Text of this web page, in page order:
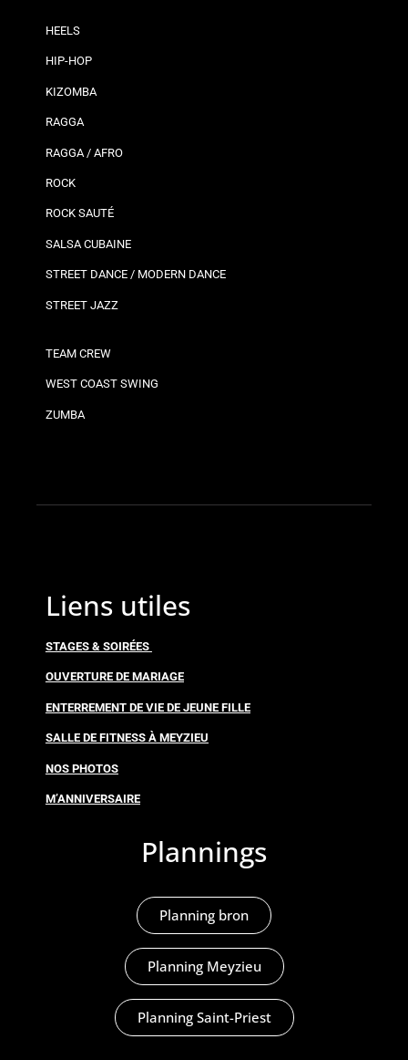
HEELS
HIP-HOP
KIZOMBA
RAGGA
RAGGA / AFRO
ROCK
ROCK SAUTÉ
SALSA CUBAINE
STREET DANCE / MODERN DANCE
STREET JAZZ
TEAM CREW
WEST COAST SWING
ZUMBA
Liens utiles
STAGES & SOIRÉES
OUVERTURE DE MARIAGE
ENTERREMENT DE VIE DE JEUNE FILLE
SALLE DE FITNESS À MEYZIEU
NOS PHOTOS
M’ANNIVERSAIRE
Plannings
Planning bron
Planning Meyzieu
Planning Saint-Priest